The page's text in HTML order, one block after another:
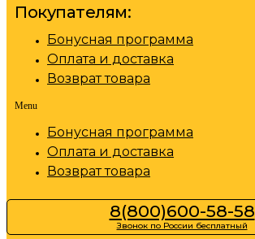
Покупателям:
Бонусная программа
Оплата и доставка
Возврат товара
Menu
Бонусная программа
Оплата и доставка
Возврат товара
8(800)600-58-58
Звонок по России бесплатный